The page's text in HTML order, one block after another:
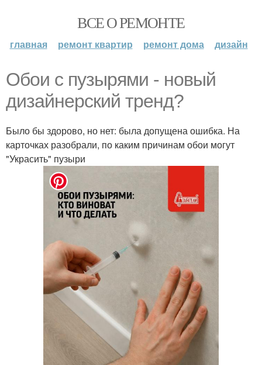
ВСЕ О РЕМОНТЕ
главная ремонт квартир ремонт дома дизайн
Обои с пузырями - новый
дизайнерский тренд?
Было бы здорово, но нет: была допущена ошибка. На
карточках разобрали, по каким причинам обои могут
"Украсить" пузыри